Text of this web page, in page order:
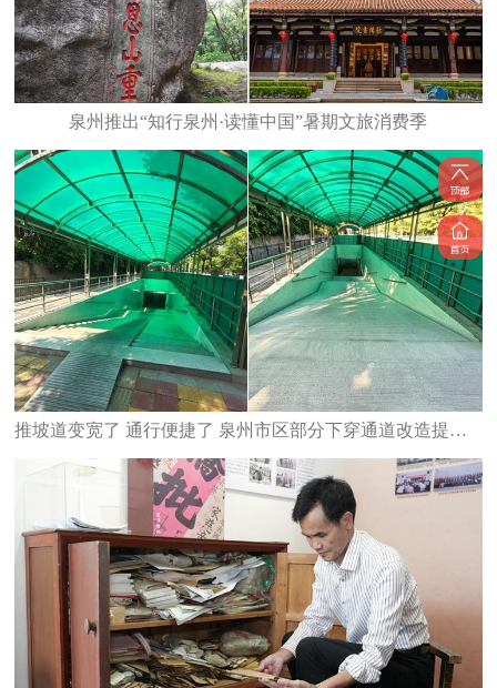
泉州推出“知行泉州·读懂中国”暑期文旅消费季
推坡道变宽了 通行便捷了 泉州市区部分下穿通道改造提升完工